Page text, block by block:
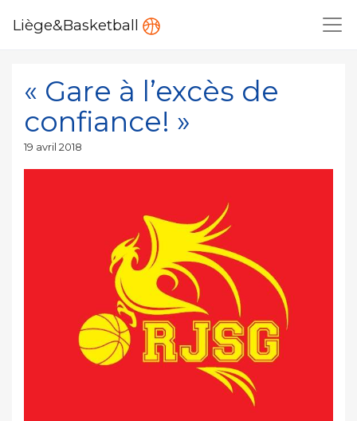
Liège&Basketball
« Gare à l’excès de
confiance! »
Publié
19 avril 2018